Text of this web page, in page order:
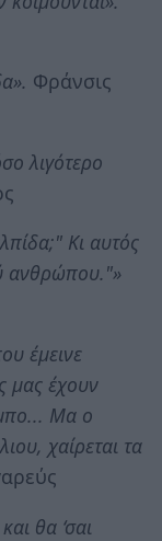
Φράνσις
λιγότερο
Κι αυτός
ανθρώπου."»
έμεινε
μας έχουν
Μα ο
χαίρεται τα
θα ‘σαι